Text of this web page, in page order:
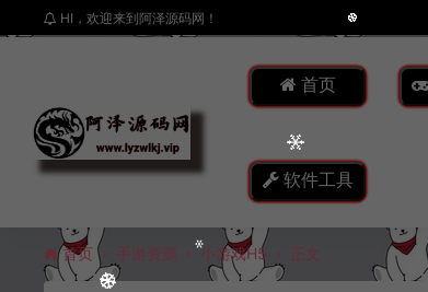
HI，欢迎来到阿泽源码网！
首页
软件工具
首页 手游资源 小游戏H5 正文